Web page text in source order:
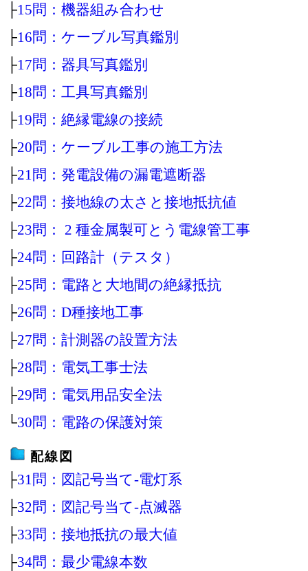
├15問：機器組み合わせ
├16問：ケーブル写真鑑別
├17問：器具写真鑑別
├18問：工具写真鑑別
├19問：絶縁電線の接続
├20問：ケーブル工事の施工方法
├21問：発電設備の漏電遮断器
├22問：接地線の太さと接地抵抗値
├23問： 2 種金属製可とう電線管工事
├24問：回路計（テスタ）
├25問：電路と大地間の絶縁抵抗
├26問：D種接地工事
├27問：計測器の設置方法
├28問：電気工事士法
├29問：電気用品安全法
└30問：電路の保護対策
配線図
├31問：図記号当て‐電灯系
├32問：図記号当て‐点滅器
├33問：接地抵抗の最大値
├34問：最少電線本数